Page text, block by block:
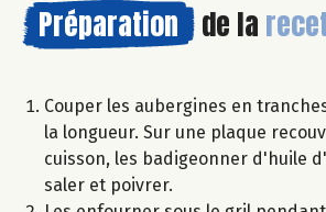
Préparation de la
Couper les aubergines en
la longueur. Sur une plaque
cuisson, les badigeonner d'huile
saler et poivrer.